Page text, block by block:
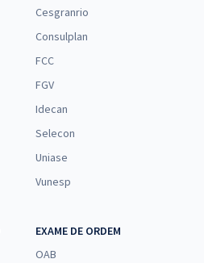
Cesgranrio
Consulplan
FCC
FGV
Idecan
Selecon
Uniase
Vunesp
EXAME DE ORDEM
OAB